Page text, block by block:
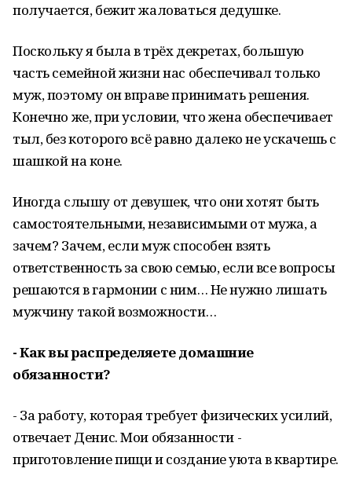
получается, бежит жаловаться дедушке.
Поскольку я была в трёх декретах, большую
часть семейной жизни нас обеспечивал только
муж, поэтому он вправе принимать решения.
Конечно же, при условии, что жена обеспечивает
тыл, без которого всё равно далеко не ускачешь с
шашкой на коне.
Иногда слышу от девушек, что они хотят быть
самостоятельными, независимыми от мужа, а
зачем? Зачем, если муж способен взять
ответственность за свою семью, если все вопросы
решаются в гармонии с ним… Не нужно лишать
мужчину такой возможности…
- Как вы распределяете домашние
обязанности?
- За работу, которая требует физических усилий,
отвечает Денис. Мои обязанности -
приготовление пищи и создание уюта в квартире.